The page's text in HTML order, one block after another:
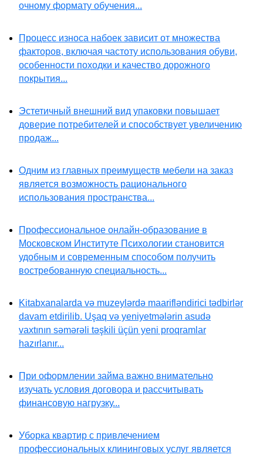
очному формату обучения...
Процесс износа набоек зависит от множества
факторов, включая частоту использования обуви,
особенности походки и качество дорожного
покрытия...
Эстетичный внешний вид упаковки повышает
доверие потребителей и способствует увеличению
продаж...
Одним из главных преимуществ мебели на заказ
является возможность рационального
использования пространства...
Профессиональное онлайн-образование в
Московском Институте Психологии становится
удобным и современным способом получить
востребованную специальность...
Kitabxanalarda və muzeylərdə maarifləndirici tədbirlər
davam etdirilib. Uşaq və yeniyetmələrin asudə
vaxtının səmərəli təşkili üçün yeni proqramlar
hazırlanır...
При оформлении займа важно внимательно
изучать условия договора и рассчитывать
финансовую нагрузку...
Уборка квартир с привлечением
профессиональных клининговых услуг является